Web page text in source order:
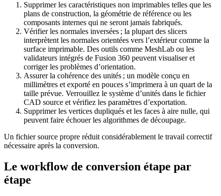
Supprimer les caractéristiques non imprimables telles que les
plans de construction, la géométrie de référence ou les
composants internes qui ne seront jamais fabriqués.
Vérifier les normales inversées ; la plupart des slicers
interprètent les normales orientées vers l’extérieur comme la
surface imprimable. Des outils comme MeshLab ou les
validateurs intégrés de Fusion 360 peuvent visualiser et
corriger les problèmes d’orientation.
Assurer la cohérence des unités ; un modèle conçu en
millimètres et exporté en pouces s’imprimera à un quart de la
taille prévue. Verrouillez le système d’unités dans le fichier
CAD source et vérifiez les paramètres d’exportation.
Supprimer les vertices dupliqués et les faces à aire nulle, qui
peuvent faire échouer les algorithmes de découpage.
Un fichier source propre réduit considérablement le travail correctif
nécessaire après la conversion.
Le workflow de conversion étape par
étape